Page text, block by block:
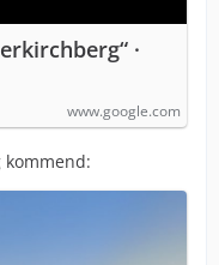
·
www.google.com